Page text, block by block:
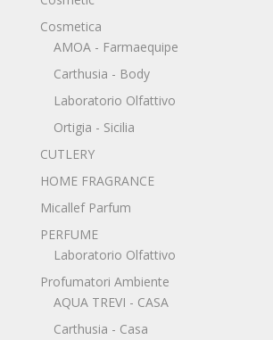
Cosmetica
AMOA - Farmaequipe
Carthusia - Body
Laboratorio Olfattivo
Ortigia - Sicilia
CUTLERY
HOME FRAGRANCE
Micallef Parfum
PERFUME
Laboratorio Olfattivo
Profumatori Ambiente
AQUA TREVI - CASA
Carthusia - Casa